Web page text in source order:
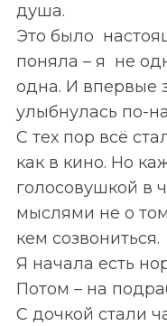
душа.
Это было
поняла – я не
одна. И впервые
улыбнулась по-
С тех пор всё
как в кино. Но
голосовушкой в
мыслями не о
кем созвониться.
Я начала есть
Потом – на
С дочкой стали
f
o
: